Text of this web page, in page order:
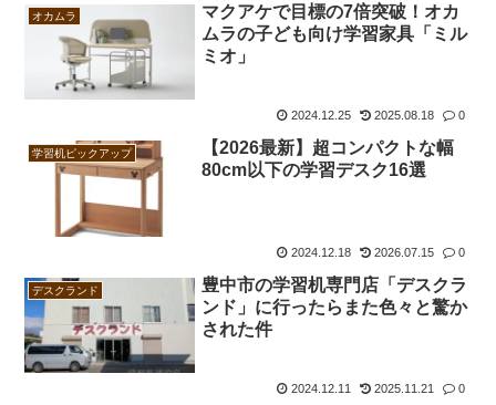
オカムラ
マクアケで目標の7倍突破！オカ
ムラの子ども向け学習家具「ミル
ミオ」
2024.12.25 2025.08.18 0
学習机ピックアップ
【2026最新】超コンパクトな幅
80cm以下の学習デスク16選
2024.12.18 2026.07.15 0
デスクランド
豊中市の学習机専門店「デスクラ
ンド」に行ったらまた色々と驚か
された件
2024.12.11 2025.11.21 0